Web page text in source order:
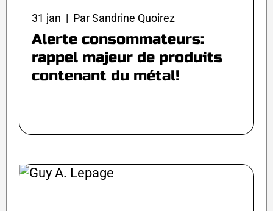
31 jan | Par Sandrine Quoirez
Alerte consommateurs:
rappel majeur de produits
contenant du métal!